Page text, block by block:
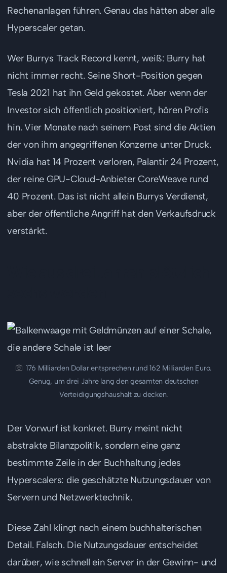
Rechenanlagen führen. Genau das hätten aber alle
Hyperscaler getan.
Wer Burrys Track Record kennt, weiß: Burry hat
nicht immer recht. Seine Short-Position gegen
Tesla 2021 hat ihn Geld gekostet. Aber wenn der
Investor sich öffentlich positioniert, hören Profis
hin. Vier Monate nach seinem Post sind die Aktien
der von ihm angegriffenen Konzerne unter Druck.
Nvidia hat 14 Prozent verloren, Palantir 24 Prozent,
der reine GPU-Cloud-Anbieter CoreWeave rund
40 Prozent. Das ist nicht allein Burrys Verdienst,
aber der öffentliche Angriff hat den Verkaufsdruck
verstärkt.
176 Milliarden Dollar entsprechen rund 162 Milliarden Euro.
Genug, um drei Jahre lang den gesamten deutschen
Verteidigungshaushalt zu decken.
Der Vorwurf ist konkret. Burry meint nicht
abstrakte Bilanzpolitik, sondern eine ganz
bestimmte Zeile in der Buchhaltung jedes
Hyperscalers: die geschätzte Nutzungsdauer von
Servern und Netzwerktechnik.
Diese Zahl klingt nach einem buchhalterischen
Detail. Falsch. Die Nutzungsdauer entscheidet
darüber, wie schnell ein Server in der Gewinn- und